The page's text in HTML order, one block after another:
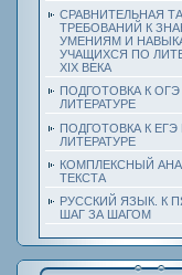
СРАВНИТЕЛЬНАЯ
ТРЕБОВАНИЙ К
УМЕНИЯМ И
УЧАЩИХСЯ ПО
ХIХ ВЕКА
ПОДГОТОВКА К
ЛИТЕРАТУРЕ
ПОДГОТОВКА К ЕГЭ
ЛИТЕРАТУРЕ
КОМПЛЕКСНЫЙ
ТЕКСТА
РУССКИЙ ЯЗЫК. К
ШАГ ЗА ШАГОМ